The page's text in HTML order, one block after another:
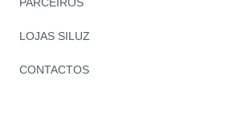
LOJAS SILUZ
CONTACTOS